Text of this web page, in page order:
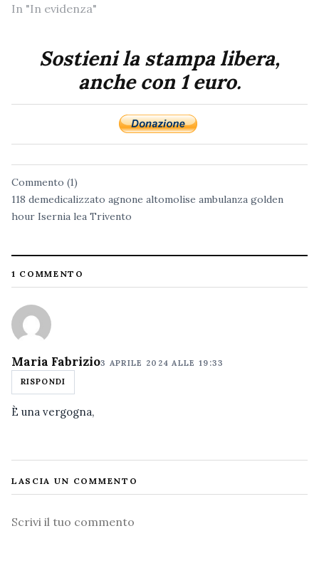
In "In evidenza"
Sostieni la stampa libera,
anche con 1 euro.
Commento (1)
118 demedicalizzato agnone altomolise ambulanza golden
hour Isernia lea Trivento
1 COMMENTO
Maria Fabrizio3 APRILE 2024 ALLE 19:33
RISPONDI
È una vergogna,
LASCIA UN COMMENTO
Commento